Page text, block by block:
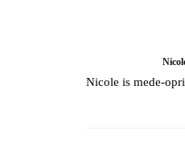
Nicole is mede-